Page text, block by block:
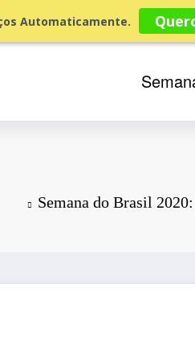
Automaticamente.
Semana do Brasil